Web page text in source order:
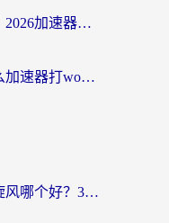
海外玩国服游戏卡到崩溃？2026加速器免费推荐+实用指南（亲测有效）
身在海外，究竟国外用什么加速器打wow好？
海外党必看：雷神手游和旋风哪个好？3分钟选对回国加速器，无缝刷国内剧玩游戏